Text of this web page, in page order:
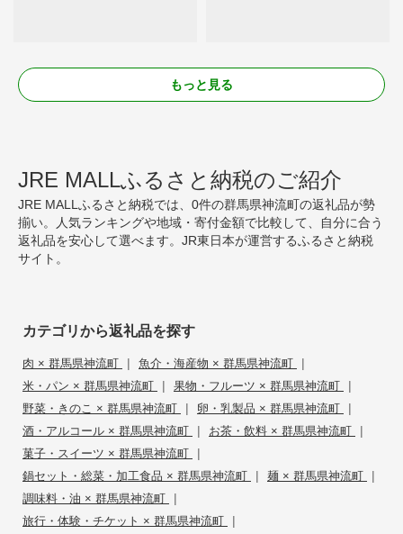
もっと見る
JRE MALLふるさと納税のご紹介
JRE MALLふるさと納税では、0件の群馬県神流町の返礼品が勢
揃い。人気ランキングや地域・寄付金額で比較して、自分に合う
返礼品を安心して選べます。JR東日本が運営するふるさと納税
サイト。
カテゴリから返礼品を探す
肉 × 群馬県神流町 | 魚介・海産物 × 群馬県神流町 |
米・パン × 群馬県神流町 | 果物・フルーツ × 群馬県神流町 |
野菜・きのこ × 群馬県神流町 | 卵・乳製品 × 群馬県神流町 |
酒・アルコール × 群馬県神流町 | お茶・飲料 × 群馬県神流町 |
菓子・スイーツ × 群馬県神流町 |
鍋セット・総菜・加工食品 × 群馬県神流町 | 麺 × 群馬県神流町 |
調味料・油 × 群馬県神流町 |
旅行・体験・チケット × 群馬県神流町 |